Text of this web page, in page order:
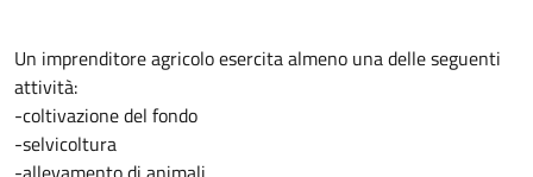
Un imprenditore agricolo esercita almeno una delle seguenti
attività:
-coltivazione del fondo
-selvicoltura